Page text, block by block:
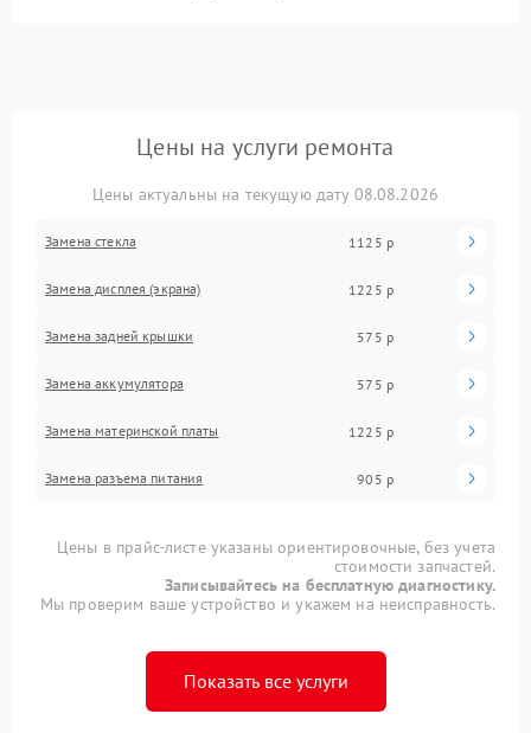
Цены на услуги ремонта
Цены актуальны на текущую дату 08.08.2026
Замена стекла 1125 р
Замена дисплея (экрана) 1225 р
Замена задней крышки 575 р
Замена аккумулятора 575 р
Замена материнской платы 1225 р
Замена разъема питания 905 р
Цены в прайс-листе указаны ориентировочные, без учета
стоимости запчастей.
Записывайтесь на бесплатную диагностику.
Мы проверим ваше устройство и укажем на неисправность.
Показать все услуги